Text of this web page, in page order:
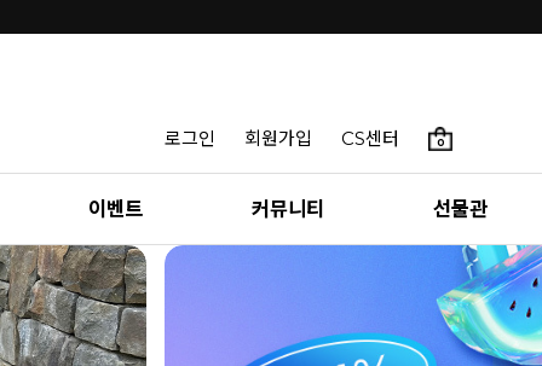
로그인 회원가입 CS센터 0
이벤트 커뮤니티 선물관